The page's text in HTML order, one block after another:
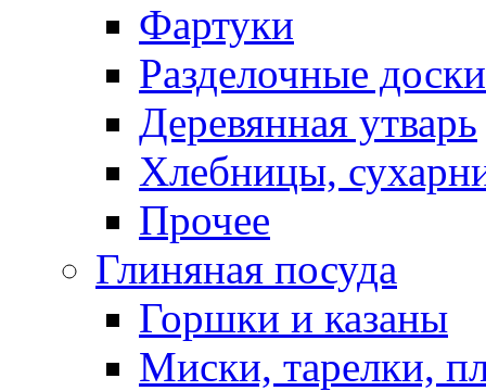
Фартуки
Разделочные доски
Деревянная утварь
Хлебницы,
Прочее
Глиняная посуда
Горшки и казаны
Миски, тарелки,